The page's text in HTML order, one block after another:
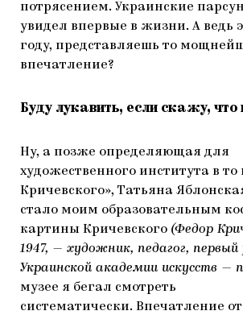
потрясением. Украинские
увидел впервые в жизни. А ведь
году, представляешь то
впечатление?
Буду лукавить, если скажу,
Ну, а позже определяющая для
художественного института в
Кричевского», Татьяна
стало моим образовательным
картины Кричевского (Федор
1947, — художник, педагог, первый
Украинской академии искусств —
музее я бегал смотреть
систематически. Впечатление от